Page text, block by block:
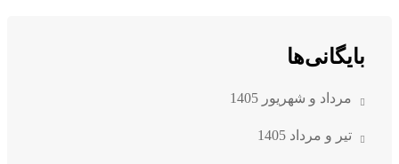
بایگانی‌ها
مرداد و شهریور 1405
تیر و مرداد 1405